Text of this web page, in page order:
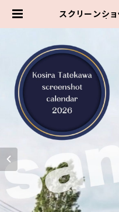
スクリーンシ